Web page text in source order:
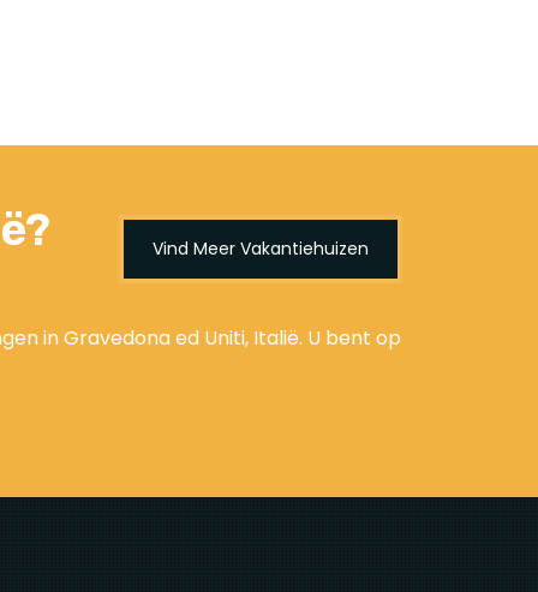
Vind Meer Vakantiehuizen
in Gravedona ed Uniti, Italië. U bent op